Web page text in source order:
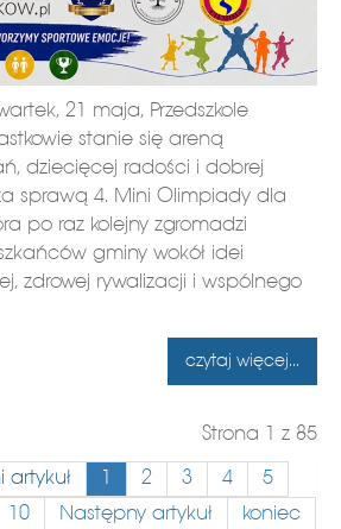
21 maja, Przedszkole
stanie się areną
dziecięcej radości i dobrej
sprawą 4. Mini Olimpiady dla
po raz kolejny zgromadzi
gminy wokół idei
zdrowej rywalizacji i wspólnego
czytaj więcej...
Strona 1 z 85
artykuł 2 3 4
5
10 Następny artykuł koniec